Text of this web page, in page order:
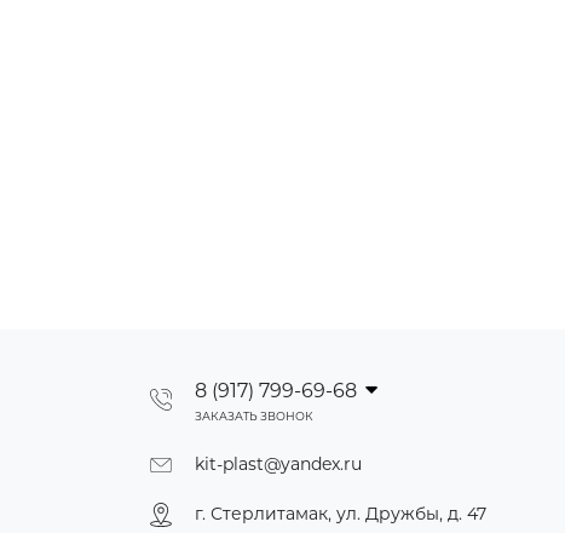
8 (917) 799-69-68
ЗАКАЗАТЬ ЗВОНОК
kit-plast@yandex.ru
г. Стерлитамак, ул. Дружбы, д. 47